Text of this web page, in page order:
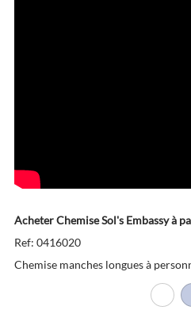
Acheter Chemise Sol's Embassy à
Ref: 0416020
Chemise manches longues à